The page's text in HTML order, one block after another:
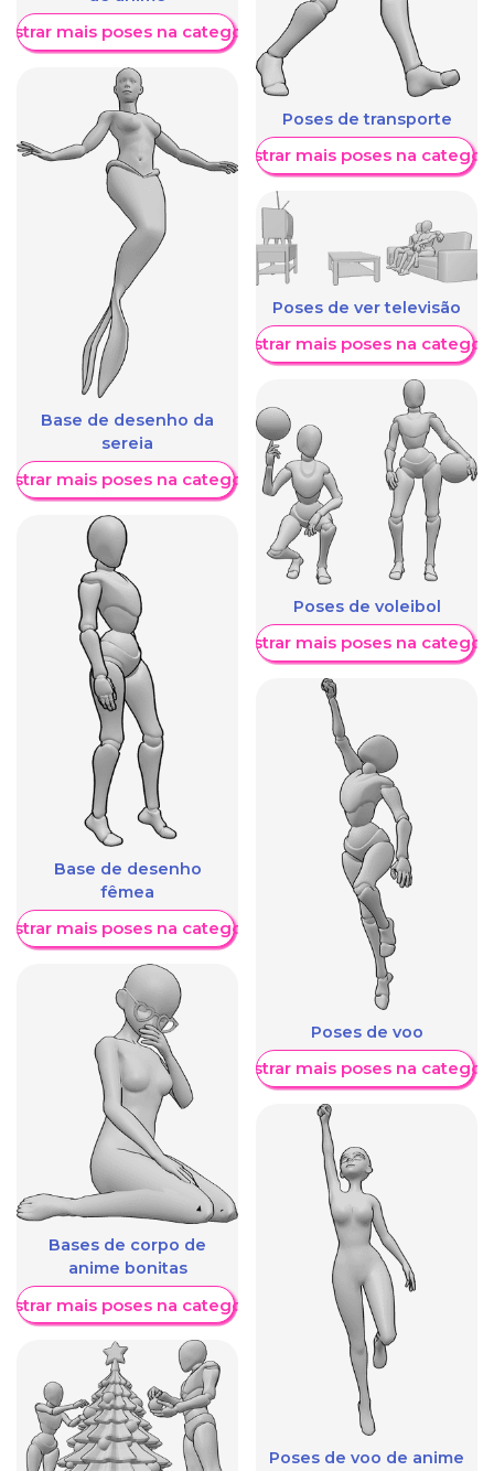
mais poses na categoria
Base de desenho da
sereia
mais poses na categoria
Base de desenho
fêmea
mais poses na categoria
Bases de corpo de
anime bonitas
mais poses na categoria
Poses de transporte
Mostrar mais poses na
Poses de ver televisão
Mostrar mais poses na
Poses de voleibol
Mostrar mais poses na
Poses de voo
Mostrar mais poses na
Poses de voo de anime